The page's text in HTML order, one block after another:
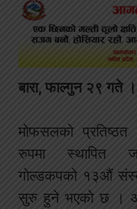
बारा, फाल्गुन २९ गते ।
मोफसलको प्रतिष्ठत
रुपमा स्थापित
गोल्डकपको १३औं
सुरु हुने भएको छ ।